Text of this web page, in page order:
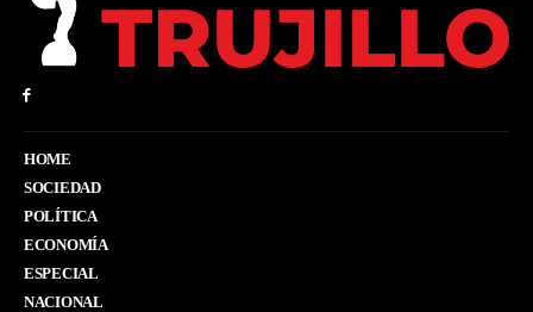
HOME
SOCIEDAD
POLÍTICA
ECONOMÍA
ESPECIAL
NACIONAL